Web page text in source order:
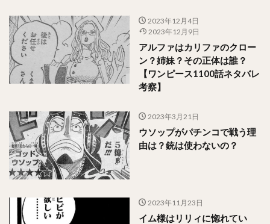
2023年12月4日
2023年12月9日
アルファはカリファのクロー
ン？姉妹？その正体は誰？
【ワンピース1100話ネタバレ
考察】
2023年3月21日
ウソップがパチンコで戦う理
由は？銃は使わないの？
2023年11月23日
イム様はリリィに惚れてい